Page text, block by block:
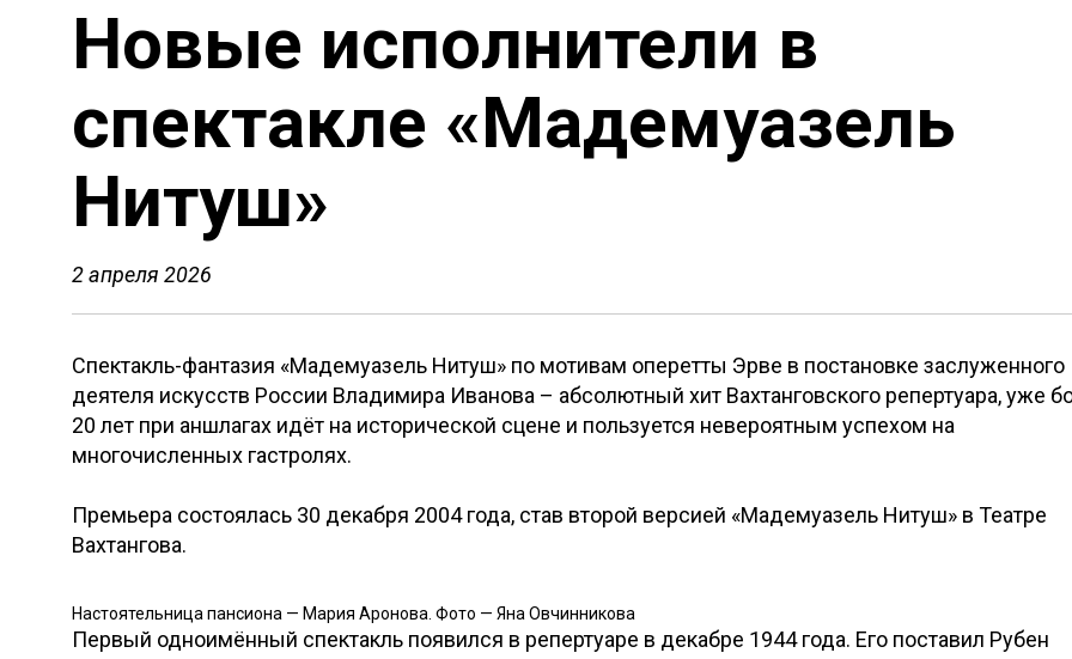
Новые исполнители в
спектакле «Мадемуазель
Нитуш»
2 апреля 2026
Спектакль-фантазия «Мадемуазель Нитуш» по мотивам оперетты Эрве в постановке заслуженного
деятеля искусств России Владимира Иванова – абсолютный хит Вахтанговского репертуара, уже
20 лет при аншлагах идёт на исторической сцене и пользуется невероятным успехом на
многочисленных гастролях.
Премьера состоялась 30 декабря 2004 года, став второй версией «Мадемуазель Нитуш» в Театре
Вахтангова.
Настоятельница пансиона — Мария Аронова. Фото — Яна Овчинникова
Первый одноимённый спектакль появился в репертуаре в декабре 1944 года. Его поставил Рубен